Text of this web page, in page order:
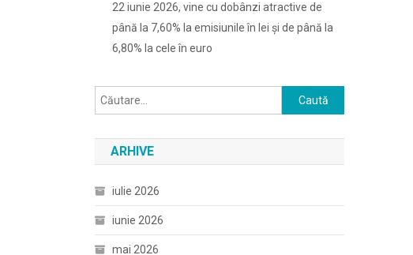
22 iunie 2026, vine cu dobânzi atractive de
până la 7,60% la emisiunile în lei și de până la
6,80% la cele în euro
Caută
după:
ARHIVE
iulie 2026
iunie 2026
mai 2026